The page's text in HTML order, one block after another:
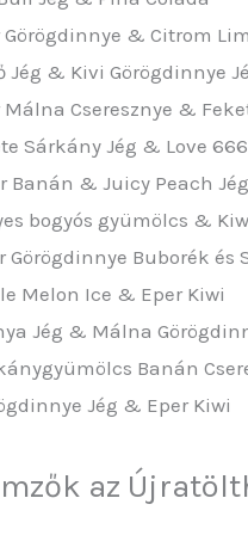
Görögdinnye & Citrom
Jég & Kivi Görögdinnye
Málna Cseresznye &
Sárkány Jég & Love 666
Banán & Juicy Peach Jég
bogyós gyümölcs &
Görögdinnye Buborék és
Melon Ice & Eper Kiwi
Jég & Málna
Banán
Jég & Eper Kiwi
az